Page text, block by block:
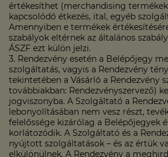
értékesíthet (merchandising
kapcsolódó étkezés, ital, egyéb
Amennyiben e termékek
szabályok eltérnek az általános
ÁSZF ezt külön jelzi.
3. Rendezvény esetén a Belépőjegy
szolgáltatás, vagyis a Rendezvény
tekintetében a Vásárló a Rendezvény
továbbiakban: Rendezvényszervező)
jogviszonyba. A Szolgáltató a
lebonyolításában nem vesz részt,
felelőssége kizárólag a Belépőjegyek
korlátozódik. A Szolgáltató és a
nyújtott szolgáltatások – és az értük
elkülönülnek. A Rendezvény a